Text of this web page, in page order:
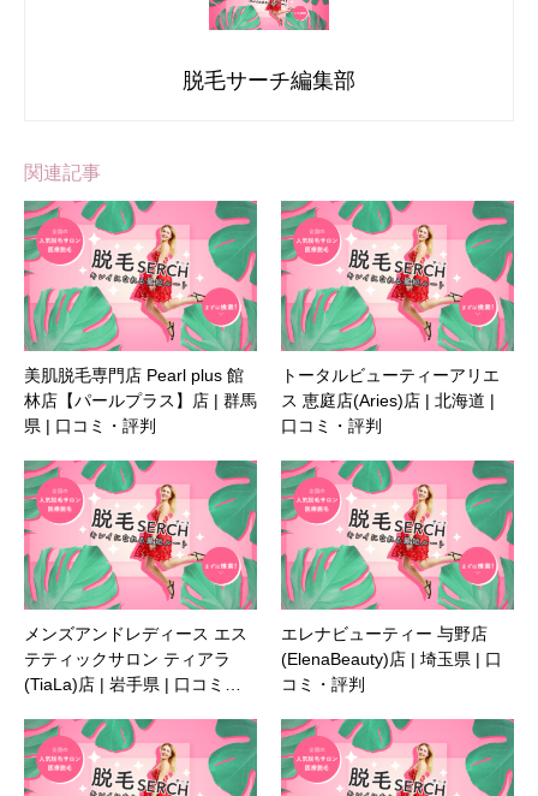
脱毛サーチ編集部
関連記事
美肌脱毛専門店 Pearl plus 館
林店【パールプラス】店 | 群馬
県 | 口コミ・評判
トータルビューティーアリエ
ス 恵庭店(Aries)店 | 北海道 |
口コミ・評判
メンズアンドレディース エス
テティックサロン ティアラ
(TiaLa)店 | 岩手県 | 口コミ…
エレナビューティー 与野店
(ElenaBeauty)店 | 埼玉県 | 口
コミ・評判